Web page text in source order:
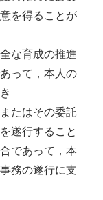
を得ることが
な育成の推進
って，本人の
たはその委託
遂行すること
であって，本
務の遂行に支